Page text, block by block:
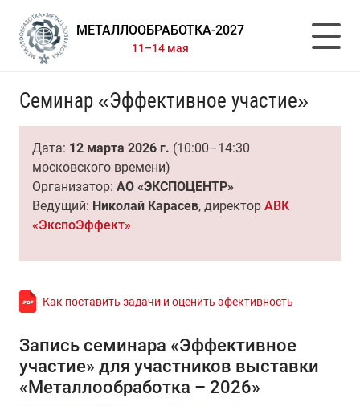
МЕТАЛЛООБРАБОТКА-2027
11–14 мая
Семинар «Эффективное участие»
Дата: 12 марта 2026 г. (10:00–14:30
московского времени)
Организатор: АО «ЭКСПОЦЕНТР»
Ведущий: Николай Карасев, директор АВК
«ЭкспоЭффект»
Как поставить задачи и оценить эфективность
Запись семинара «Эффективное
участие» для участников выставки
«Металлообработка – 2026»